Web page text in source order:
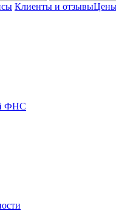
Клиенты и отзывы
ФНС